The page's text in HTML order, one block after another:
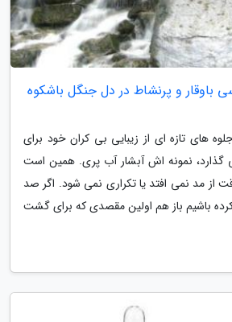
باوقار و پرنشاط در دل جنگل باشکوه
های تازه ای از زیبایی بی کران خود برای
گذارد، نمونه اش آبشار آب پری. همین است
از مد نمی افتد یا تکراری نمی شود. اگر صد
کرده باشیم باز هم اولین مقصدی که برای گشت